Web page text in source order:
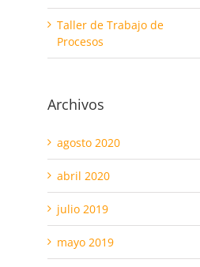
Taller de Trabajo de
Procesos
Archivos
agosto 2020
abril 2020
julio 2019
mayo 2019